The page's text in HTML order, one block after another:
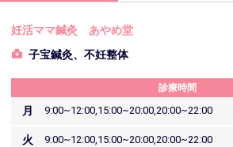
妊活ママ鍼灸 あやめ堂
子宝鍼灸、不妊整体
診療時間
月 9:00~12:00,15:00~20:00,20:00~22:00
火 9:00~12:00,15:00~20:00,20:00~22:00